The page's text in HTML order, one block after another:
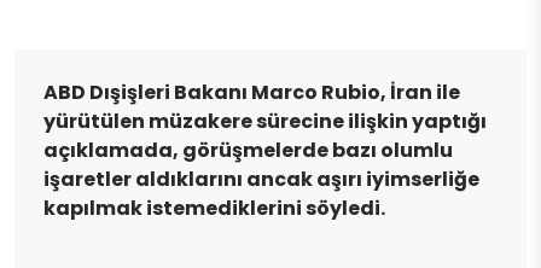
ABD Dışişleri Bakanı Marco Rubio, İran ile
yürütülen müzakere sürecine ilişkin yaptığı
açıklamada, görüşmelerde bazı olumlu
işaretler aldıklarını ancak aşırı iyimserliğe
kapılmak istemediklerini söyledi.